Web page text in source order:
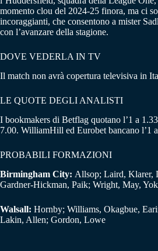
momento clou del 2024-25 finora, ma ci
incoraggianti, che consentono a mister
con l’avanzare della stagione.
DOVE VEDERLA IN TV
Il match non avrà copertura televisiva in
LE QUOTE DEGLI ANALISTI
I bookmakers di Betflag quotano l’1 a
7.00. WilliamHill ed Eurobet bancano l’1
PROBABILI FORMAZIONI
Birmingham City: Allsop; Laird, Klarer,
Gardner-Hickman, Paik; Wright, May,
Walsall: Hornby; Williams, Okagbue,
Lakin, Allen; Gordon, Lowe